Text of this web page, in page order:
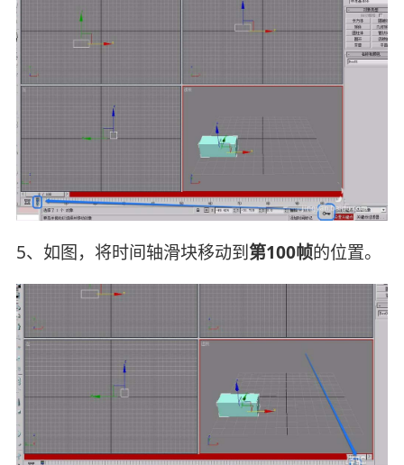
5、如图，将时间轴滑块移动到第100帧的位置。